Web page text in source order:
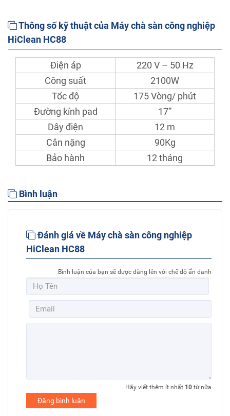
Thông số kỹ thuật của Máy chà sàn công nghiệp
HiClean HC88
Điện áp
220 V – 50 Hz
Công suất
2100W
Tốc độ
175 Vòng/ phút
Đường kính pad
17”
Dây điện
12 m
Cân nặng
90Kg
Bảo hành
12 tháng
Bình luận
Đánh giá về Máy chà sàn công nghiệp
HiClean HC88
Bình luận của bạn sẽ được đăng lên với chế độ ẩn danh
Hãy viết thêm ít nhất 10 từ nữa
Đăng bình luận